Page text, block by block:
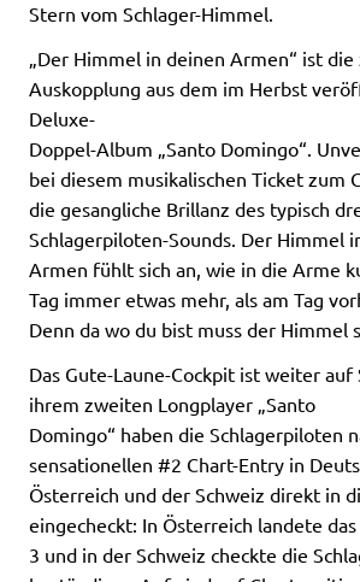
Stern vom Schlager-Himmel.
„Der Himmel in deinen Armen“ ist
Auskopplung aus dem im Herbst
Deluxe-
Doppel-Album „Santo Domingo“.
bei diesem musikalischen Ticket zum
die gesangliche Brillanz des typisch
Schlagerpiloten-Sounds. Der Himmel
Armen fühlt sich an, wie in die Arme
Tag immer etwas mehr, als am Tag
Denn da wo du bist muss der Himmel
Das Gute-Laune-Cockpit ist weiter
ihrem zweiten Longplayer „Santo
Domingo“ haben die Schlagerpiloten
sensationellen #2 Chart-Entry in
Österreich und der Schweiz direkt in
eingecheckt: In Österreich landete
3 und in der Schweiz checkte die